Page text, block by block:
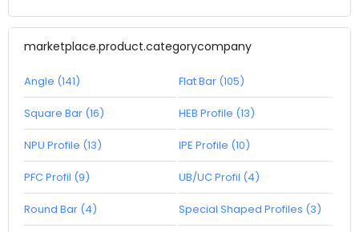
marketplace.product.categorycompany
Angle (141) Flat Bar (105)
Square Bar (16) HEB Profile (13)
NPU Profile (13) IPE Profile (10)
PFC Profil (9) UB/UC Profil (4)
Round Bar (4) Special Shaped Profiles (3)